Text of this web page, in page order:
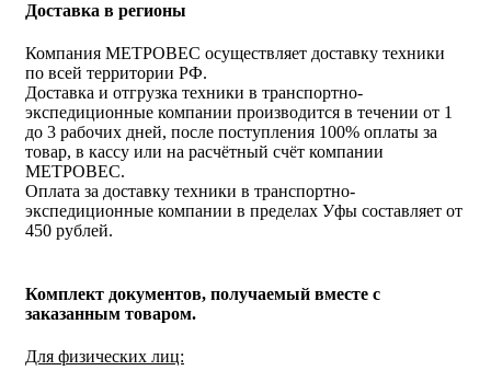
Доставка в регионы
Компания МЕТРОВЕС осуществляет доставку техники
по всей территории РФ.
Доставка и отгрузка техники в транспортно-
экспедиционные компании производится в течении от 1
до 3 рабочих дней, после поступления 100% оплаты за
товар, в кассу или на расчётный счёт компании
МЕТРОВЕС.
Оплата за доставку техники в транспортно-
экспедиционные компании в пределах Уфы составляет от
450 рублей.
Комплект документов, получаемый вместе с
заказанным товаром.
Для физических лиц: